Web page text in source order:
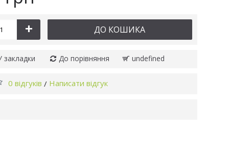
+ ДО КОШИКА
закладки До порівняння undefined
0 відгуків / Написати відгук